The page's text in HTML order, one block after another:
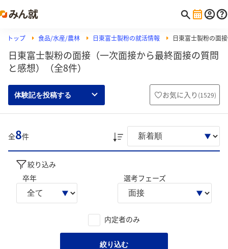
トップ 食品/水産/農林 日東富士製粉の就活情報 日東富士製粉の面
日東富士製粉の面接（一次面接から最終面接の質問
と感想）（全8件）
体験記を投稿する お気に入り (1529)
全8件
絞り込み
卒年
選考フェーズ
内定者のみ
絞り込む